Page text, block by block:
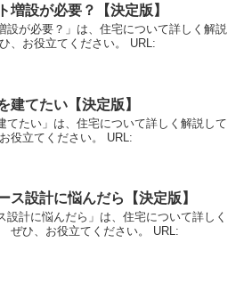
増設が必要？【決定版】
設が必要？」は、住宅について詳しく解説
、お役立てください。 URL:
建てたい【決定版】
てたい」は、住宅について詳しく解説して
役立てください。 URL:
ス設計に悩んだら【決定版】
設計に悩んだら」は、住宅について詳しく
ぜひ、お役立てください。 URL: